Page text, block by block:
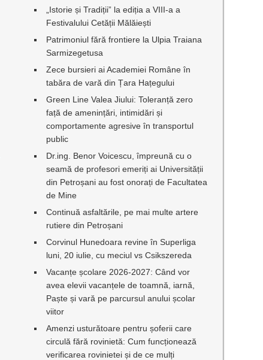
„Istorie și Tradiții” la ediția a VIII-a a
Festivalului Cetății Mălăiești
Patrimoniul fără frontiere la Ulpia Traiana
Sarmizegetusa
Zece bursieri ai Academiei Române în
tabăra de vară din Țara Hațegului
Green Line Valea Jiului: Toleranță zero
față de amenințări, intimidări și
comportamente agresive în transportul
public
Dr.ing. Benor Voicescu, împreună cu o
seamă de profesori emeriți ai Universității
din Petroșani au fost onorați de Facultatea
de Mine
Continuă asfaltările, pe mai multe artere
rutiere din Petroșani
Corvinul Hunedoara revine în Superliga
luni, 20 iulie, cu meciul vs Csikszereda
Vacanțe școlare 2026-2027: Când vor
avea elevii vacanțele de toamnă, iarnă,
Paște și vară pe parcursul anului școlar
viitor
Amenzi usturătoare pentru șoferii care
circulă fără rovinietă: Cum funcționează
verificarea rovinietei și de ce mulți